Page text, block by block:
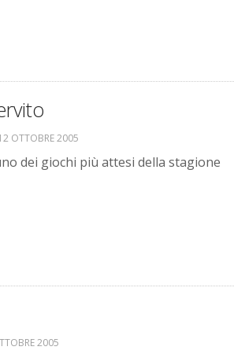
OTTOBRE 2005
dei giochi più attesi della stagione
2005